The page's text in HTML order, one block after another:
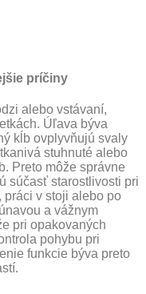
príčiny
alebo vstávaní,
Úľava býva
kĺb ovplyvňujú svaly
stuhnuté alebo
Preto môže správne
súčasť starostlivosti pri
práci v stoji alebo po
a vážnym
pri opakovaných
pohybu pri
funkcie býva preto